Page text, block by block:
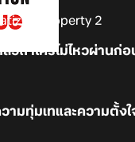
ถ้าใครไม่ไหวผ่านก่อ
มทุ่มเทและความตั้งใ